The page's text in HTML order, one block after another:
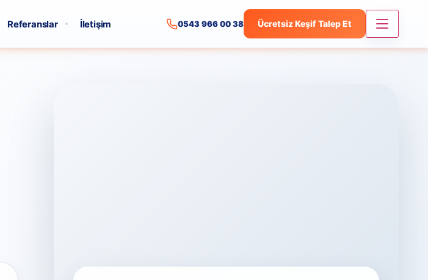
Referanslar İletişim 0543 966 00 38 Ücretsiz Keşif Talep Et